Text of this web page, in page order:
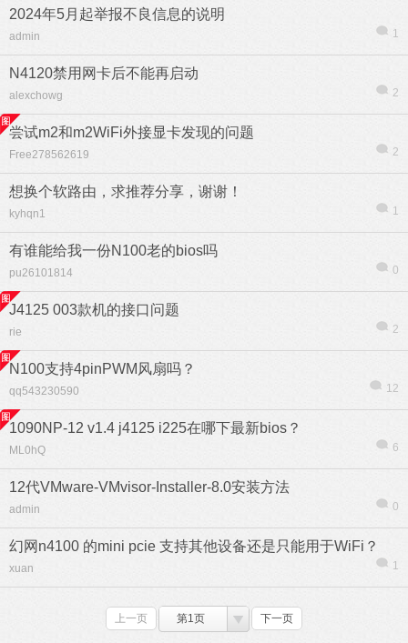
2024年5月起举报不良信息的说明
admin 1
N4120禁用网卡后不能再启动
alexchowg 2
尝试m2和m2WiFi外接显卡发现的问题
Free278562619 2
想换个软路由，求推荐分享，谢谢！
kyhqn1 1
有谁能给我一份N100老的bios吗
pu26101814 0
J4125 003款机的接口问题
rie 2
N100支持4pinPWM风扇吗？
qq543230590 12
1090NP-12 v1.4 j4125 i225在哪下最新bios？
ML0hQ 6
12代VMware-VMvisor-Installer-8.0安装方法
admin 0
幻网n4100 的mini pcie 支持其他设备还是只能用于WiFi？
xuan 1
上一页 第1页 下一页